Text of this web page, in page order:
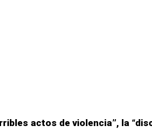
actos de violencia”, la